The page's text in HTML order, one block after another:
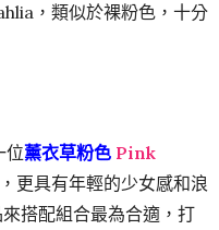
，類似於裸粉色，十分
位薰衣草粉色 Pink
更具有年輕的少女感和浪
搭配組合最為合適，打